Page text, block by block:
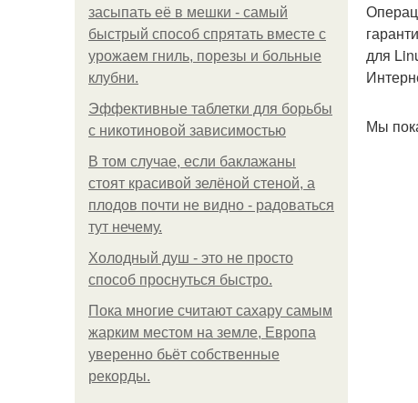
засыпать её в мешки - самый
быстрый способ спрятать вместе с
урожаем гниль, порезы и больные
клубни.
Эффективные таблетки для борьбы
с никотиновой зависимостью
В том случае, если баклажаны
стоят красивой зелёной стеной, а
плодов почти не видно - радоваться
тут нечему.
Холодный душ - это не просто
способ проснуться быстро.
Пока многие считают сахару самым
жарким местом на земле, Европа
уверенно бьёт собственные
рекорды.
для
Мы